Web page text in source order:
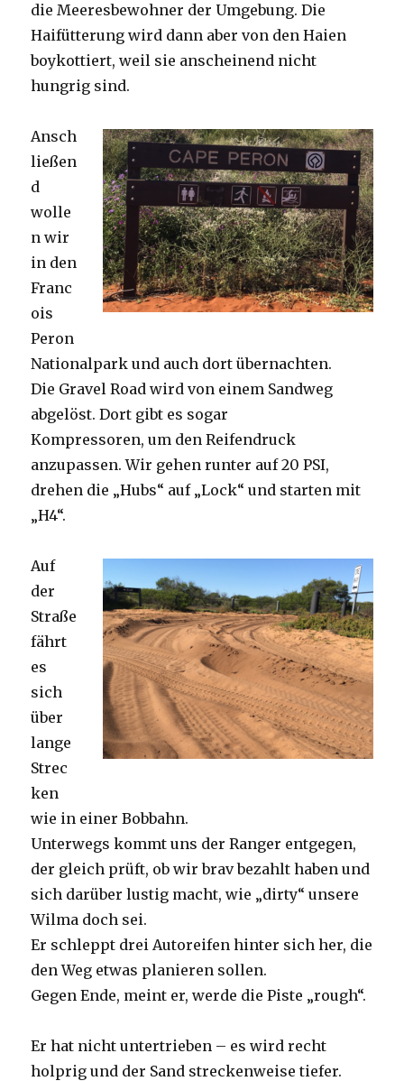
die Meeresbewohner der Umgebung. Die
Haifütterung wird dann aber von den Haien
boykottiert, weil sie anscheinend nicht
hungrig sind.
Ansch
ließen
d
wolle
n wir
in den
Franc
ois
Peron
Nationalpark und auch dort übernachten.
Die Gravel Road wird von einem Sandweg
abgelöst. Dort gibt es sogar
Kompressoren, um den Reifendruck
anzupassen. Wir gehen runter auf 20 PSI,
drehen die „Hubs“ auf „Lock“ und starten mit
„H4“.
Auf
der
Straße
fährt
es
sich
über
lange
Strec
ken
wie in einer Bobbahn.
Unterwegs kommt uns der Ranger entgegen,
der gleich prüft, ob wir brav bezahlt haben und
sich darüber lustig macht, wie „dirty“ unsere
Wilma doch sei.
Er schleppt drei Autoreifen hinter sich her, die
den Weg etwas planieren sollen.
Gegen Ende, meint er, werde die Piste „rough“.
Er hat nicht untertrieben – es wird recht
holprig und der Sand streckenweise tiefer.